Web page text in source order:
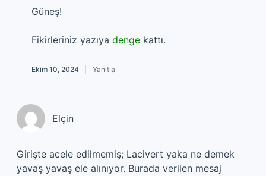
Güneş!
Fikirleriniz yazıya denge kattı.
Ekim 10, 2024 Yanıtla
Elçin
Girişte acele edilmemiş; Lacivert yaka ne demek
yavaş yavaş ele alınıyor. Burada verilen mesaj